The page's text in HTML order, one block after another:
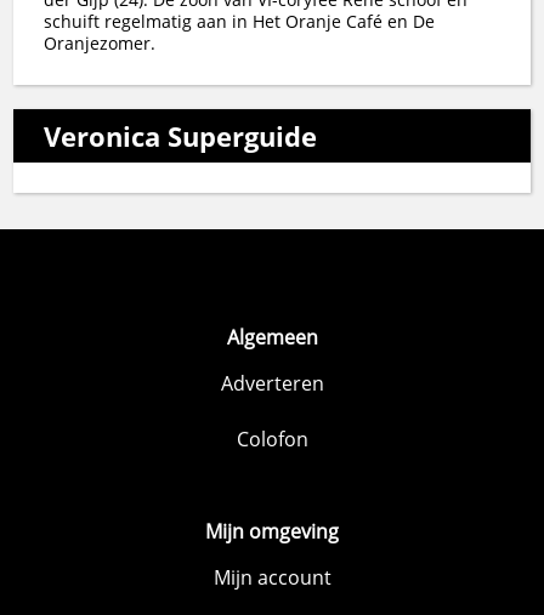
schuift regelmatig aan in Het Oranje Café en De
Oranjezomer.
Veronica Superguide
Algemeen
Adverteren
Colofon
Mijn omgeving
Mijn account